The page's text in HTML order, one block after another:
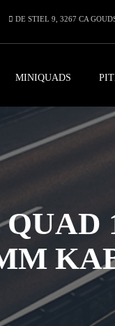
DE STIEL 9, 3267 CA
MINIQUADS